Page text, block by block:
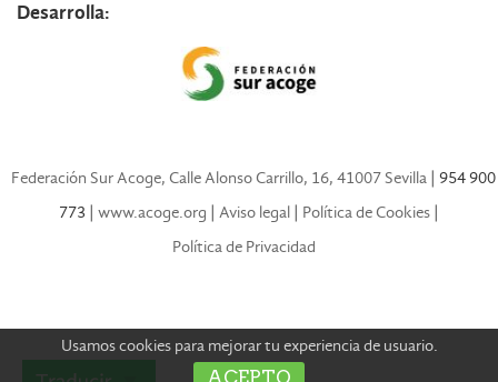
Usamos cookies para mejorar tu experiencia de usuario.
Desarrolla:
Federación Sur Acoge, Calle Alonso Carrillo, 16, 41007 Sevilla | 954 900
773 | www.acoge.org | Aviso legal | Política de Cookies |
Política de Privacidad